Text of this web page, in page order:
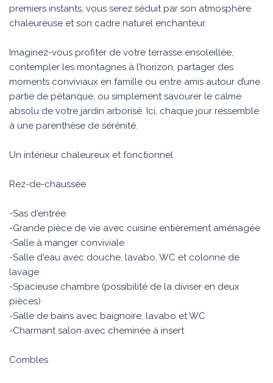
premiers instants, vous serez séduit par son atmosphère
chaleureuse et son cadre naturel enchanteur.
Imaginez-vous profiter de votre terrasse ensoleillée,
contempler les montagnes à l’horizon, partager des
moments conviviaux en famille ou entre amis autour d’une
partie de pétanque, ou simplement savourer le calme
absolu de votre jardin arborisé. Ici, chaque jour ressemble
à une parenthèse de sérénité.
Un intérieur chaleureux et fonctionnel
Rez-de-chaussée
-Sas d'entrée
-Grande pièce de vie avec cuisine entièrement aménagée
-Salle à manger conviviale
-Salle d'eau avec douche, lavabo, WC et colonne de
lavage
-Spacieuse chambre (possibilité de la diviser en deux
pièces)
-Salle de bains avec baignoire, lavabo et WC
-Charmant salon avec cheminée à insert
Combles